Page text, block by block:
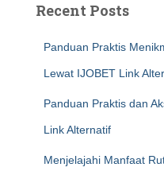
Recent Posts
Panduan Praktis
Lewat IJOBET Link
Panduan Praktis dan
Link Alternatif
Menjelajahi Manfaat